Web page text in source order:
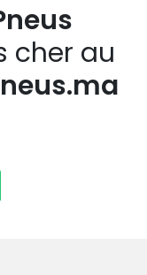
cher au